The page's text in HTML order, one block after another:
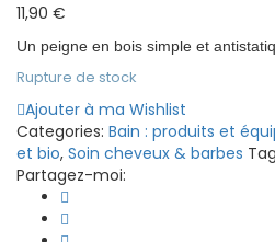
11,90 €
Un peigne en bois simple et
Rupture de stock
Ajouter à ma Wishlist
Categories: Bain : produits et
et bio, Soin cheveux & barbes
Partagez-moi: